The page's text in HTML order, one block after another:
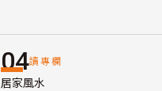
04讀專欄
居家風水